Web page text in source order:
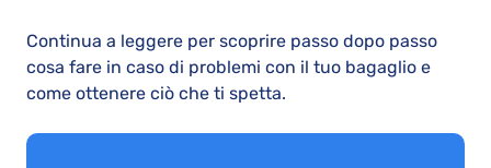
Continua a leggere per scoprire passo dopo passo
cosa fare in caso di problemi con il tuo bagaglio e
come ottenere ciò che ti spetta.